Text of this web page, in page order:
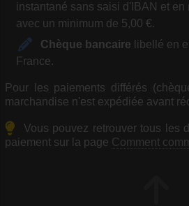
instantané sans saisi d'IBAN et en
avec un minimum de 5,00 €.
Chèque bancaire libellé en
France.
Pour les paiements différés
marchandise n'est expédiée avant
Vous pouvez retrouver tous les
paiement sur la page Comment